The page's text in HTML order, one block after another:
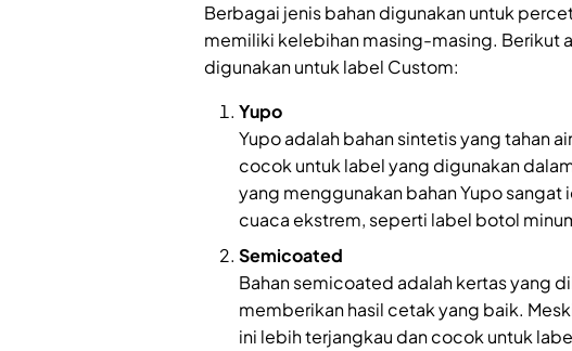
Berbagai jenis bahan digunakan untuk
memiliki kelebihan masing-masing. Berikut
digunakan untuk label Custom:
Yupo
Yupo adalah bahan sintetis yang tahan
cocok untuk label yang digunakan
yang menggunakan bahan Yupo
cuaca ekstrem, seperti label botol
Semicoated
Bahan semicoated adalah kertas yang
memberikan hasil cetak yang baik.
ini lebih terjangkau dan cocok untuk